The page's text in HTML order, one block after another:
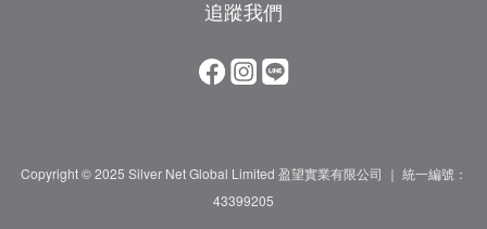
追蹤我們
Copyright © 2025 Silver Net Global Limited 盈望實業有限公司 ｜ 統一編號：
43399205